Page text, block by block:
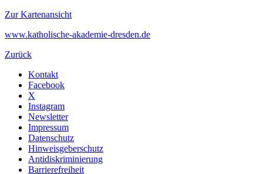
Zur Kartenansicht
www.katholische-akademie-dresden.de
Zurück
Kontakt
Facebook
X
Instagram
Newsletter
Impressum
Datenschutz
Hinweisgeberschutz
Antidiskriminierung
Barrierefreiheit